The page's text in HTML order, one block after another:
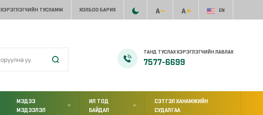
ХЭРЭГЛЭГЧИЙН ТУСЛАМЖ ХОЛБОО БАРИХ EN
ТАНД ТУСЛАХ ХЭРЭГЛЭГЧИЙН ЛАВЛАХ
7577-6699
МЭДЭЭ
МЭДЭЭЛЭЛ
ИЛ ТОД
БАЙДАЛ
СЭТГЭЛ ХАНАМЖИЙН
СУДАЛГАА